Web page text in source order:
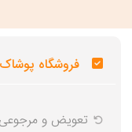
فروشگاه
تعویض و‌ مرجوعی